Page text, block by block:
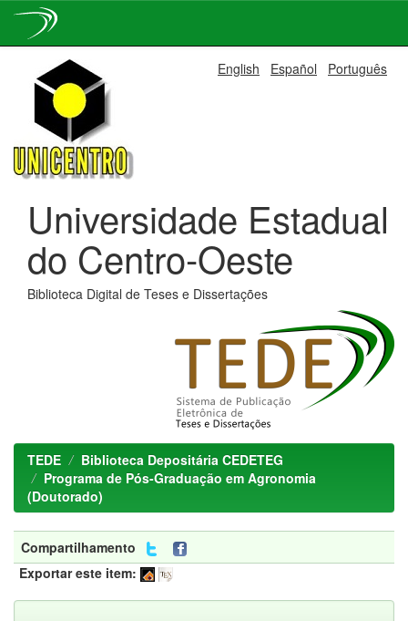
navigation
English Español Português
Universidade Estadual
do Centro-Oeste
Biblioteca Digital de Teses e Dissertações
TEDE
Biblioteca Depositária CEDETEG
Programa de Pós-Graduação em Agronomia
(Doutorado)
Compartilhamento
Exportar este item: